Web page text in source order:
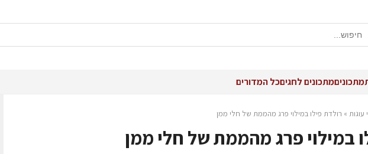
מתכוניםמתכונים לחגיםכל המדורים
עוגות » רולדת פילו במילוי פרג מהממת של חלי ממן
במילוי פרג מהממת של חלי ממן